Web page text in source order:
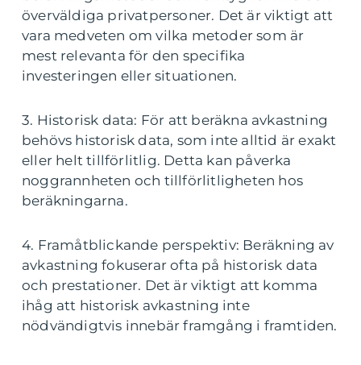
överväldiga privatpersoner. Det är viktigt att
vara medveten om vilka metoder som är
mest relevanta för den specifika
investeringen eller situationen.
3. Historisk data: För att beräkna avkastning
behövs historisk data, som inte alltid är exakt
eller helt tillförlitlig. Detta kan påverka
noggrannheten och tillförlitligheten hos
beräkningarna.
4. Framåtblickande perspektiv: Beräkning av
avkastning fokuserar ofta på historisk data
och prestationer. Det är viktigt att komma
ihåg att historisk avkastning inte
nödvändigtvis innebär framgång i framtiden.